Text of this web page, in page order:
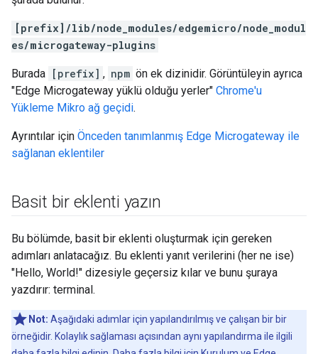
[prefix]/lib/node_modules/edgemicro/node_modul
es/microgateway-plugins
Burada [prefix] , npm ön ek dizinidir. Görüntüleyin ayrıca
"Edge Microgateway yüklü olduğu yerler" Chrome'u
Yükleme Mikro ağ geçidi.
Ayrıntılar için Önceden tanımlanmış Edge Microgateway ile
sağlanan eklentiler
Basit bir eklenti yazın
Bu bölümde, basit bir eklenti oluşturmak için gereken
adımları anlatacağız. Bu eklenti yanıt verilerini (her ne ise)
"Hello, World!" dizesiyle geçersiz kılar ve bunu şuraya
yazdırır: terminal.
Not: Aşağıdaki adımlar için yapılandırılmış ve çalışan bir bir
örneğidir. Kolaylık sağlaması açısından aynı yapılandırma ile ilgili